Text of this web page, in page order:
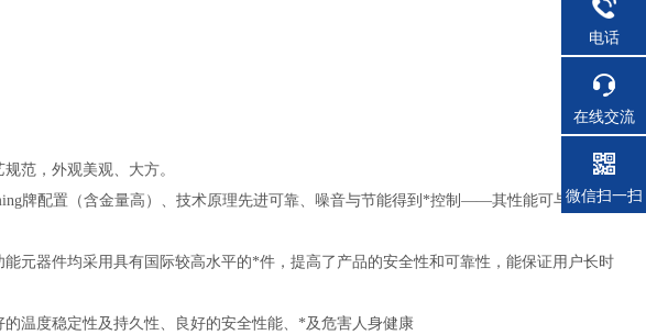
范，外观美观、大方。
牌配置（含金量高）、技术原理先进可靠、噪音与节能得到*控制——其性能可与国外同类
元器件均采用具有国际较高水平的*件，提高了产品的安全性和可靠性，能保证用户长时
温度稳定性及持久性、良好的安全性能、*及危害人身健康
电话
在线交流
微信扫一扫